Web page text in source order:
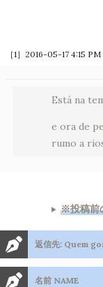
［1］2016-05-17 4:15 PM
Está na
e ora de
rumo a
※投稿
返信先: Quem
名前 NAME